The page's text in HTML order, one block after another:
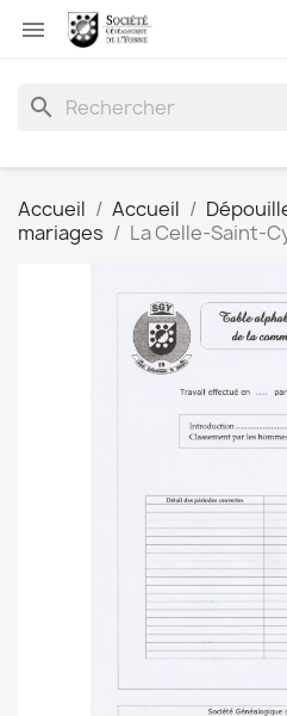

search
Accueil Accueil
mariages
La Celle-Saint-